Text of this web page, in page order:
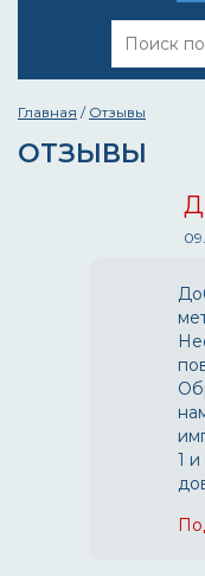
Главная / Отзывы
ОТЗЫВЫ
1